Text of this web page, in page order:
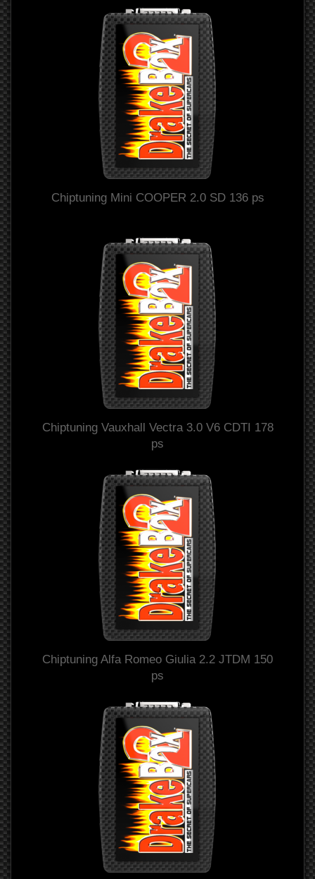
Chiptuning Mini COOPER 2.0 SD 136 ps
Chiptuning Vauxhall Vectra 3.0 V6 CDTI 178
ps
Chiptuning Alfa Romeo Giulia 2.2 JTDM 150
ps